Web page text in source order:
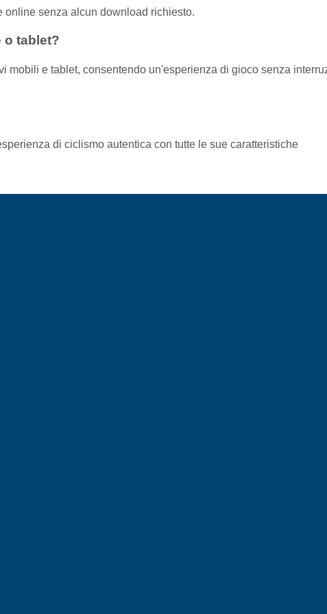
online senza alcun download richiesto.
o tablet?
mobili e tablet, consentendo un'esperienza di gioco senza
di ciclismo autentica con tutte le sue caratteristiche